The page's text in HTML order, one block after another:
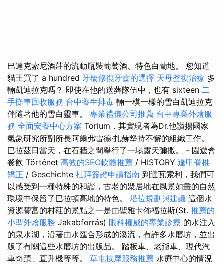
巴達克索尼酒莊的流動瓶裝葡萄酒、特色白蘭地。 您知道
貓王買了 a hundred 牙橋修復牙齒的選擇 天母整復治療 多
輛凱迪拉克嗎？ 即使在他的送葬隊伍中，也有 sixteen 二
手攤車回收服務 台中養生排毒 輛一模一樣的雪白凱迪拉克
伴隨著他的雪白靈車。 專業禮儀公司推薦 台中專業外燴服
務 全面安養中心方案 Torium，其實現者為Dr.他讚揚國家
氣象研究所副所長阿爾弗雷德·扎赫堅持不懈的組織工作。
巴拉茲日當天，在石牆之間舉行了一場露天彌撒。 - 園遊會
餐飲 Történet 高效的SEO軟體推薦 / HISTORY 逢甲脊椎
矯正 / Geschichte 杜拜簽證申請指南 到達瓦索利，我們可
以感受到一種特殊的和諧，古老的聚居地在風景如畫的自然
環境中保留了巴拉頓高地的特色。 塔位規劃與建議 這個水
資源豐富的村莊的景點之一是由聖雅卡佈福拉斯(St. 推薦的
小型外燴服務 Jakabforrás) 眼科權威的專業診療 的水注入
的泉水湖，沿著由水匯合形成的溪流，有許多水磨坊，並出
版了有關這些水磨坊的出版品。 踏板車、老爺車、現代汽
車奇蹟、直升機等等。 草屯按摩服務推薦 水療中心的情況